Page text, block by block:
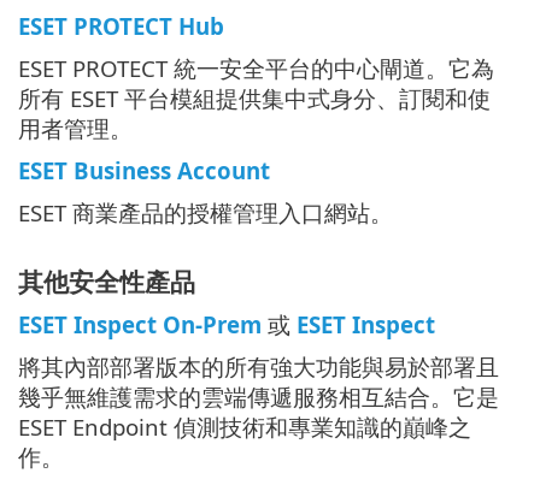
ESET PROTECT Hub
ESET PROTECT 統一安全平台的中心閘道。它為
所有 ESET 平台模組提供集中式身分、訂閱和使
用者管理。
ESET Business Account
ESET 商業產品的授權管理入口網站。
其他安全性產品
ESET Inspect On-Prem 或 ESET Inspect
將其內部部署版本的所有強大功能與易於部署且
幾乎無維護需求的雲端傳遞服務相互結合。它是
ESET Endpoint 偵測技術和專業知識的巔峰之
作。